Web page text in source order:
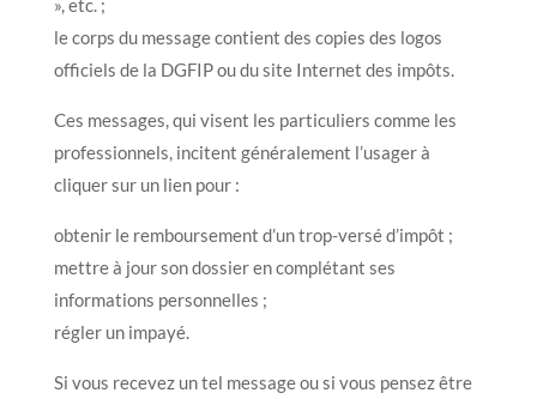
», etc. ;
le corps du message contient des copies des logos
officiels de la DGFIP ou du site Internet des impôts.
Ces messages, qui visent les particuliers comme les
professionnels, incitent généralement l’usager à
cliquer sur un lien pour :
obtenir le remboursement d’un trop-versé d’impôt ;
mettre à jour son dossier en complétant ses
informations personnelles ;
régler un impayé.
Si vous recevez un tel message ou si vous pensez être